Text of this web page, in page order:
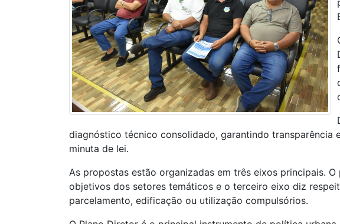
diagnóstico técnico consolidado, garantindo
minuta de lei.
As propostas estão organizadas em três eixos principais.
objetivos dos setores temáticos e o terceiro eixo diz
parcelamento, edificação ou utilização compulsórios.